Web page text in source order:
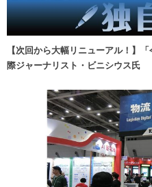
【次回から大幅リニューアル！】
際ジャーナリスト・ビニシウス氏